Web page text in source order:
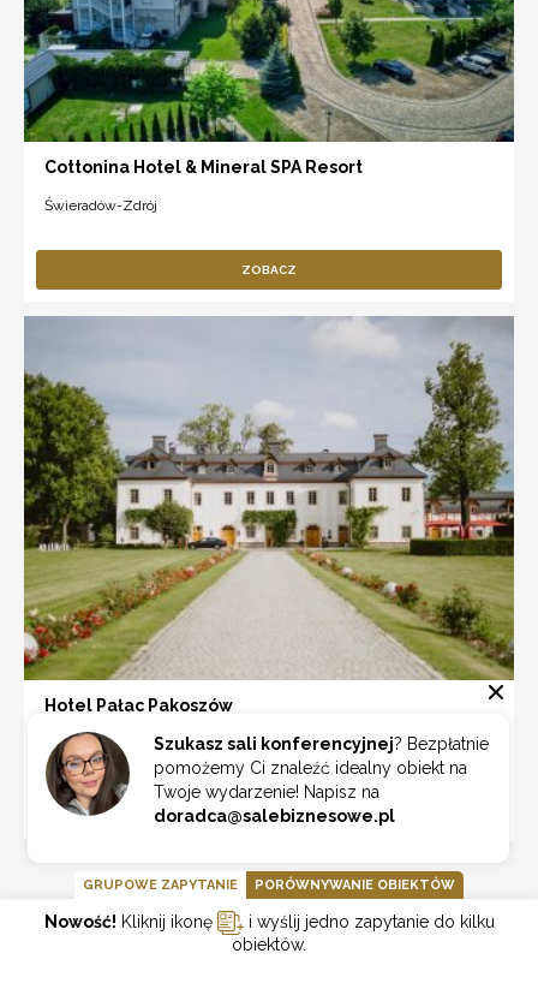
Cottonina Hotel & Mineral SPA Resort
Świeradów-Zdrój
ZOBACZ
Hotel Pałac Pakoszów
Piechowice
ZOBACZ
PARTNERZY
Szukasz sali konferencyjnej? Bezpłatnie
pomożemy Ci znaleźć idealny obiekt na
Twoje wydarzenie! Napisz na
doradca@salebiznesowe.pl
GRUPOWE ZAPYTANIE PORÓWNYWANIE OBIEKTÓW
Nowość! Kliknij ikonę
i wyślij jedno zapytanie do kilku
obiektów.